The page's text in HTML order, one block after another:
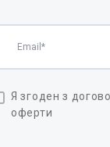
Я згоден з
оферти